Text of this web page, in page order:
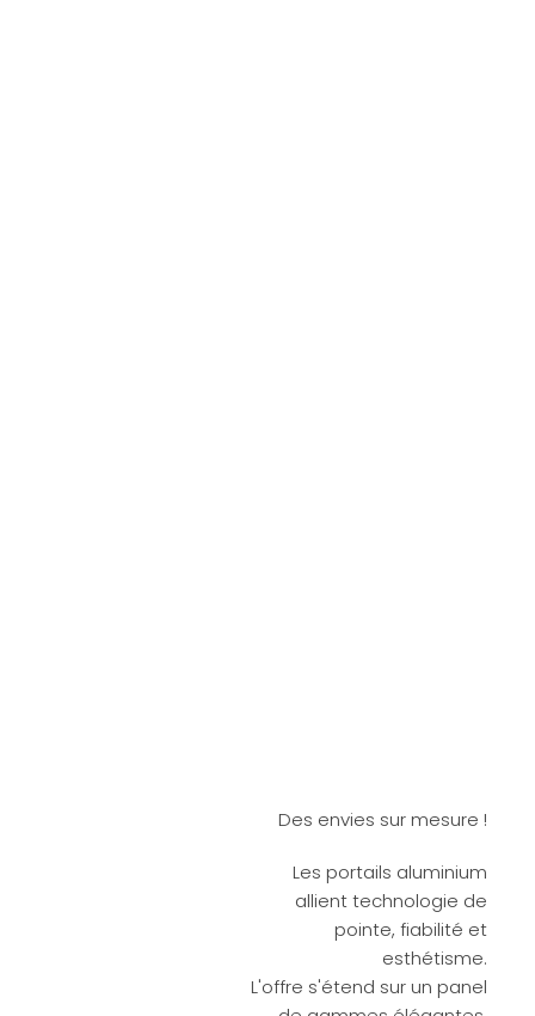
Des envies sur mesure !
Les portails aluminium
allient technologie de
pointe, fiabilité et
esthétisme.
L'offre s'étend sur un panel